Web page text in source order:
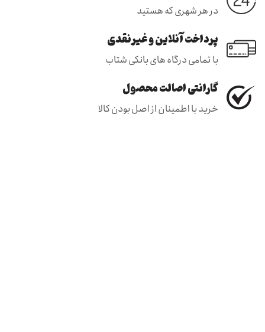
در هر شهری که هستید
پرداخت آنلاین و غیرنقدی
با تمامی درگاه های بانکی شتاب
گارانتی اصالت محصول
خرید با اطمینان از اصل بودن کالا